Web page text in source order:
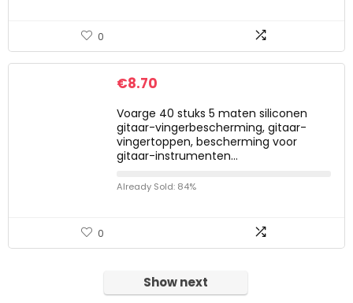
0
€8.70
Voarge 40 stuks 5 maten siliconen
gitaar-vingerbescherming, gitaar-
vingertoppen, bescherming voor
gitaar-instrumenten…
Already Sold: 84%
0
Show next